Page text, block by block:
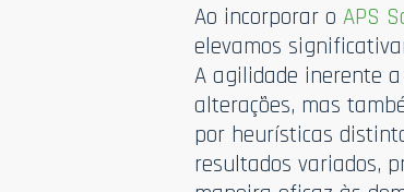
Ao incorporar oAPS
elevamos
A agilidade inerente
alterações, mas
por heurísticas
resultados variados,